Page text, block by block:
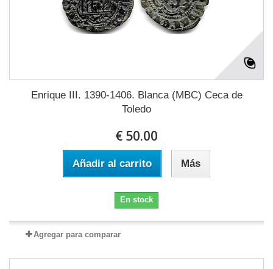
Enrique III. 1390-1406. Blanca (MBC) Ceca de
Toledo
€ 50.00
Añadir al carrito Más
En stock
Agregar para comparar